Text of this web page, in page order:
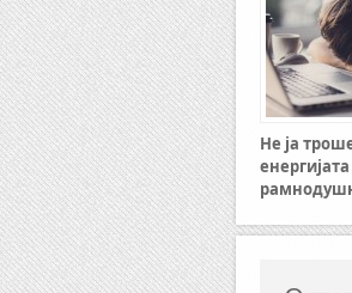
Не ја